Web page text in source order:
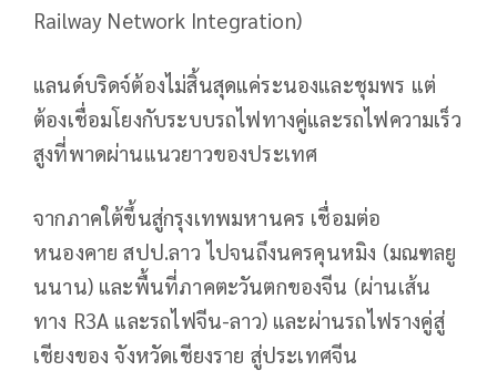
Railway Network Integration)
แลนด์บริดจ์ต้องไม่สิ้นสุดแค่ระนองและชุมพร แต่
ต้องเชื่อมโยงกับระบบรถไฟทางคู่และรถไฟความเร็ว
สูงที่พาดผ่านแนวยาวของประเทศ
จากภาคใต้ขึ้นสู่กรุงเทพมหานคร เชื่อมต่อ
หนองคาย สปป.ลาว ไปจนถึงนครคุนหมิง (มณฑลยู
นนาน) และพื้นที่ภาคตะวันตกของจีน (ผ่านเส้น
ทาง R3A และรถไฟจีน-ลาว) และผ่านรถไฟรางคู่สู่
เชียงของ จังหวัดเชียงราย สู่ประเทศจีน